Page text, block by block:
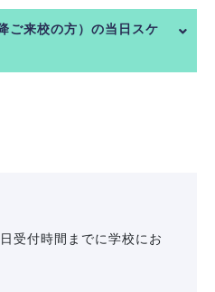
ご来校の方）の当日スケ
受付時間までに学校にお